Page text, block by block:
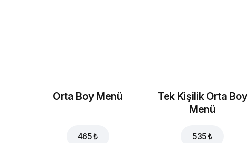
Orta Boy Menü
465 ₺
Tek Kişilik Orta Boy
Menü
535 ₺